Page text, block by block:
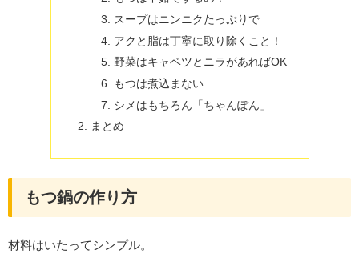
スープはニンニクたっぷりで
アクと脂は丁寧に取り除くこと！
野菜はキャベツとニラがあればOK
もつは煮込まない
シメはもちろん「ちゃんぽん」
まとめ
もつ鍋の作り方
材料はいたってシンプル。